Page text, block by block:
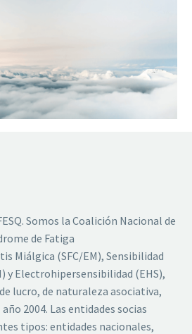
Somos la Coalición Nacional de
de Fatiga
Miálgica (SFC/EM), Sensibilidad
y Electrohipersensibilidad (EHS),
lucro, de naturaleza asociativa,
2004. Las entidades socias
tipos: entidades nacionales,